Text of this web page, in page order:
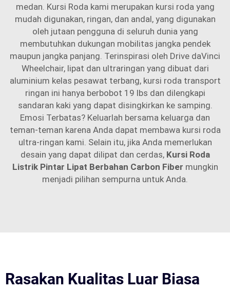
medan. Kursi Roda kami merupakan kursi roda yang
mudah digunakan, ringan, dan andal, yang digunakan
oleh jutaan pengguna di seluruh dunia yang
membutuhkan dukungan mobilitas jangka pendek
maupun jangka panjang. Terinspirasi oleh Drive daVinci
Wheelchair, lipat dan ultraringan yang dibuat dari
aluminium kelas pesawat terbang, kursi roda transport
ringan ini hanya berbobot 19 lbs dan dilengkapi
sandaran kaki yang dapat disingkirkan ke samping.
Emosi Terbatas? Keluarlah bersama keluarga dan
teman-teman karena Anda dapat membawa kursi roda
ultra-ringan kami. Selain itu, jika Anda memerlukan
desain yang dapat dilipat dan cerdas, Kursi Roda
Listrik Pintar Lipat Berbahan Carbon Fiber mungkin
menjadi pilihan sempurna untuk Anda.
Rasakan Kualitas Luar Biasa